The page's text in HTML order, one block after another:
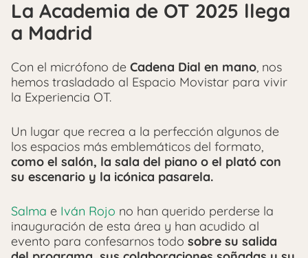
La Academia de OT 2025 llega
a Madrid
Con el micrófono de Cadena Dial en mano, nos
hemos trasladado al Espacio Movistar para vivir
la Experiencia OT.
Un lugar que recrea a la perfección algunos de
los espacios más emblemáticos del formato,
como el salón, la sala del piano o el plató con
su escenario y la icónica pasarela.
Salma e Iván Rojo no han querido perderse la
inauguración de esta área y han acudido al
evento para confesarnos todo sobre su salida